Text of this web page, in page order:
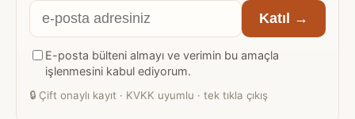
E-
posta
adresiniz
Katıl →
E-posta bülteni almayı ve verimin bu amaçla
işlenmesini kabul ediyorum.
🔒 Çift onaylı kayıt · KVKK uyumlu · tek tıkla çıkış